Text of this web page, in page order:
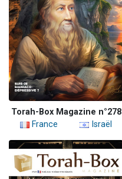
Torah-Box Magazine n°278
France
Israël